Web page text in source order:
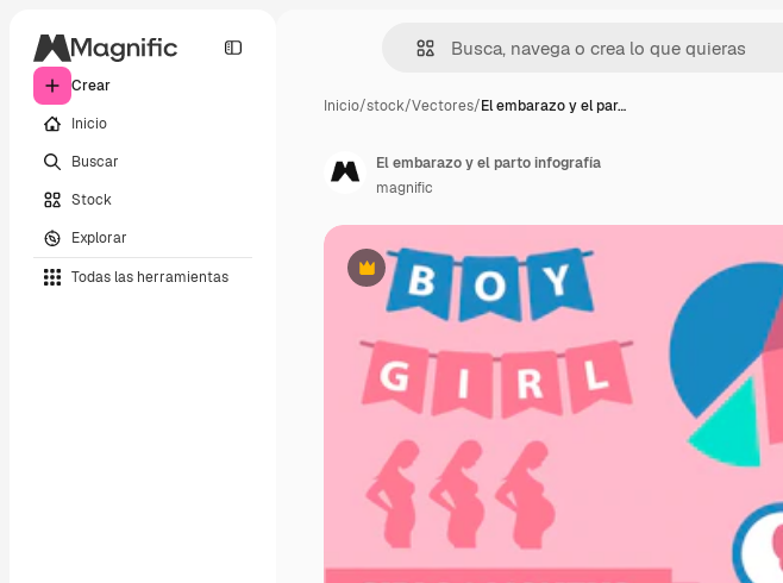
Crear
Inicio
Buscar
Stock
Explorar
Todas las herramientas
Inicio/stock/Vectores/El embarazo y el par…
Premium
El embarazo y el parto infografía
magnific